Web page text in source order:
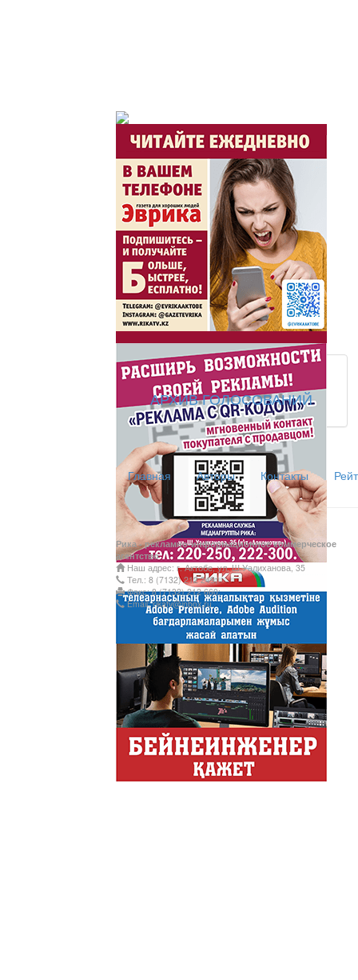
АРХИВ ГОЛОСОВАНИЙ
Главная Авторы Контакты
Рика - рекламно-информационное коммерческое
агентство
Наш адрес: г. Актобе, ул. Ш.Уалиханова, 35
Тел.: 8 (7132) 212 249;
Факс: 8 (7132) 212 660;
Email: rikatv@inbox.ru